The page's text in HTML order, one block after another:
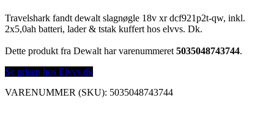
Travelshark fandt dewalt slagnøgle 18v xr dcf921p2t-qw, inkl.
2x5,0ah batteri, lader & tstak kuffert hos elvvs. Dk.
Dette produkt fra Dewalt har varenummeret 5035048743744.
Se prisen hos Elvvs.dk
VARENUMMER (SKU): 5035048743744